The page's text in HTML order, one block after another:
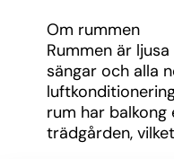
Om rummen
Rummen är
sängar och alla
rum har
trädgården,